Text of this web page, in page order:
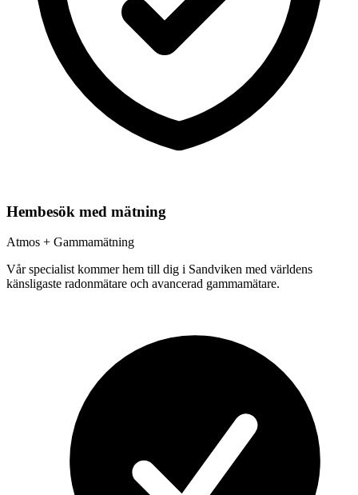
Hembesök med mätning
Atmos + Gammamätning
Vår specialist kommer hem till dig i Sandviken med världens
känsligaste radonmätare och avancerad gammamätare.